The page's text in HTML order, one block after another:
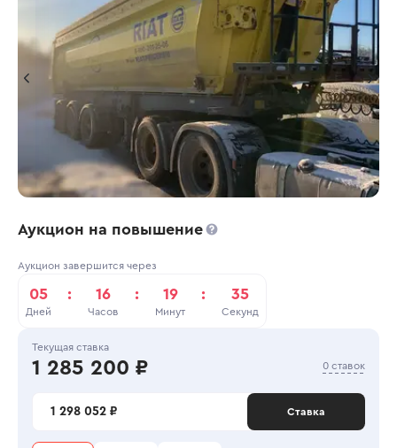
Аукцион на повышение
Аукцион завершится через
05
Дней
: 16
Часов
: 19
Минут
: 35
Секунд
Текущая ставка
1 285 200 ₽ 0 ставок
1 298 052 ₽ Ставка